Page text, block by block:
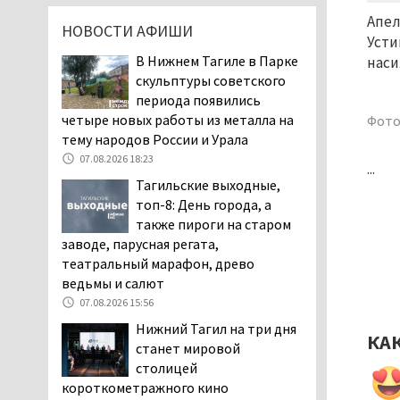
...
электросамокаты
06.08.2026 11:41
«Я уверен, это бельевая
вошь». Родители 10-
летней девочки
пожаловались на кровососущих
паразитов, которые искусали их
ребёнка в детской больнице
Нижнего Тагила
05.08.2026 17:59
Директора уральского
предприятия по
производству дронов
«Упырь» подорвали в автомобиле
под Екатеринбургом
05.08.2026 17:05
Эксперты назвали
причины массового мора
НОВОСТИ АФИШИ
В Нижнем Тагиле в Парке
скульптуры советского
периода появились
четыре новых работы из металла на
тему народов России и Урала
07.08.2026 18:23
Тагильские выходные,
топ-8: День города, а
также пироги на старом
заводе, парусная регата,
театральный марафон, древо
ведьмы и салют
07.08.2026 15:56
Нижний Тагил на три дня
станет мировой
столицей
короткометражного кино